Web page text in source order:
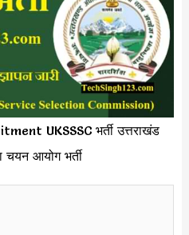
UKSSSC भर्ती उत्तराखंड
आयोग भर्ती